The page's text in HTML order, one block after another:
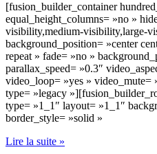
[fusion_builder_container
equal_height_columns= »no »
visibility,medium-visibility,large-
background_position= »center
repeat » fade= »no »
parallax_speed= »0.3″
video_loop= »yes » video_mute=
type= »legacy
type= »1_1″ layout= »1_1″
border_style= »solid »
Lire la suite »